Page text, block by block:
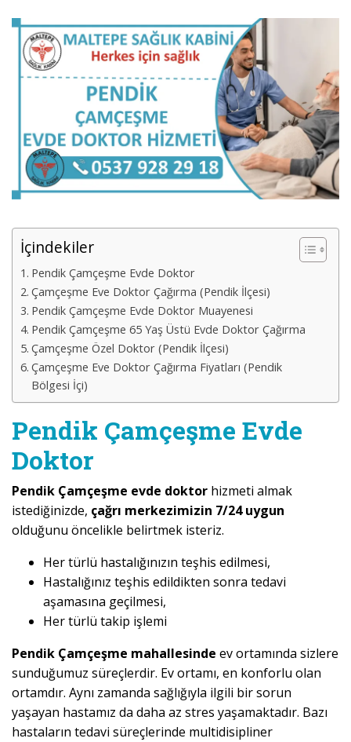
İçindekiler
Pendik Çamçeşme Evde Doktor
Çamçeşme Eve Doktor Çağırma (Pendik İlçesi)
Pendik Çamçeşme Evde Doktor Muayenesi
Pendik Çamçeşme 65 Yaş Üstü Evde Doktor Çağırma
Çamçeşme Özel Doktor (Pendik İlçesi)
Çamçeşme Eve Doktor Çağırma Fiyatları (Pendik
Bölgesi İçi)
Pendik Çamçeşme Evde
Doktor
Pendik Çamçeşme evde doktor hizmeti almak
istediğinizde, çağrı merkezimizin 7/24 uygun
olduğunu öncelikle belirtmek isteriz.
Her türlü hastalığınızın teşhis edilmesi,
Hastalığınız teşhis edildikten sonra tedavi
aşamasına geçilmesi,
Her türlü takip işlemi
Pendik Çamçeşme mahallesinde ev ortamında sizlere
sunduğumuz süreçlerdir. Ev ortamı, en konforlu olan
ortamdır. Aynı zamanda sağlığıyla ilgili bir sorun
yaşayan hastamız da daha az stres yaşamaktadır. Bazı
hastaların tedavi süreçlerinde multidisipliner